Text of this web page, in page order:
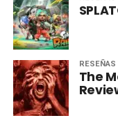
RESEÑAS
The